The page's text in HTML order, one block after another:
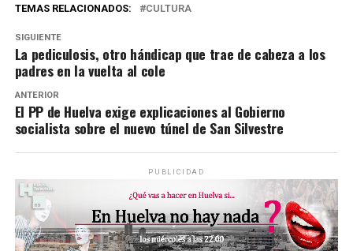
TEMAS RELACIONADOS: CULTURA
SIGUIENTE
La pediculosis, otro hándicap que trae de cabeza a los
padres en la vuelta al cole
ANTERIOR
El PP de Huelva exige explicaciones al Gobierno
socialista sobre el nuevo túnel de San Silvestre
PUBLICIDAD